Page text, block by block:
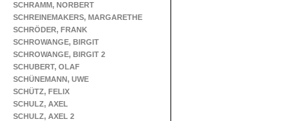
SCHRAMM, NORBERT
SCHREINEMAKERS, MARGARETHE
SCHRÖDER, FRANK
SCHROWANGE, BIRGIT
SCHROWANGE, BIRGIT 2
SCHUBERT, OLAF
SCHÜNEMANN, UWE
SCHÜTZ, FELIX
SCHULZ, AXEL
SCHULZ, AXEL 2